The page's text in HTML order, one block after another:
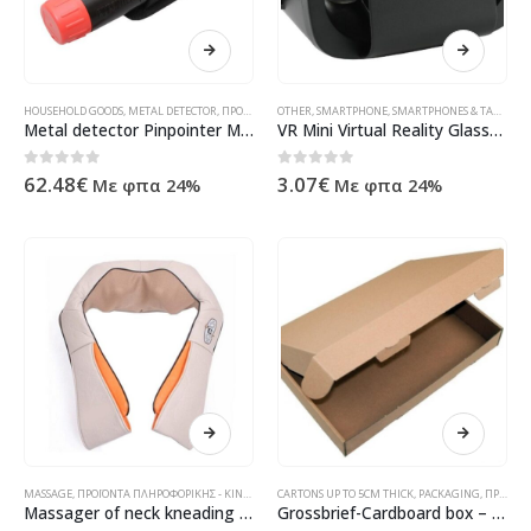
HOUSEHOLD GOODS, METAL DETECTOR, ΠΡΟΪΌΝΤΑ ΠΛΗΡΟΦΟΡΙΚΉΣ - ΚΙΝΗΤΉΣ ΤΗΛΕΦΩΝΊΑΣ - ΗΛΕΚΤΡΟΝΙΚΆ
Metal detector Pinpointer MD6003
0out of 5
62.48€ Με φπα 24%
OTHER,SMARTPHONE,SMARTPHONES & TABLET ACCESSORY
VR Mini Virtual Reality Glasses for Smartphones
0out of 5
3.07€ Με φπα 24%
MASSAGE, ΠΡΟΪΌΝΤΑ ΠΛΗΡΟΦΟΡΙΚΉΣ - ΚΙΝΗΤΉΣ ΤΗΛΕΦΩΝΊΑΣ - ΗΛΕΚΤΡΟΝΙΚΆ
Massager of neck kneading with heating function
CARTONS UP TO 5CM THICK, PACKAGING, ΠΡΟΪΌΝΤΑ ΠΛΗΡΟΦΟΡΙΚΉΣ - ΚΙΝΗΤΉΣ ΤΗΛΕΦΩΝΊΑΣ - ΗΛΕΚΤΡΟΝΙΚΆ
Grossbrief-Cardboard box – A5 Brown (23,5 x 16,0 x 2,0cm)